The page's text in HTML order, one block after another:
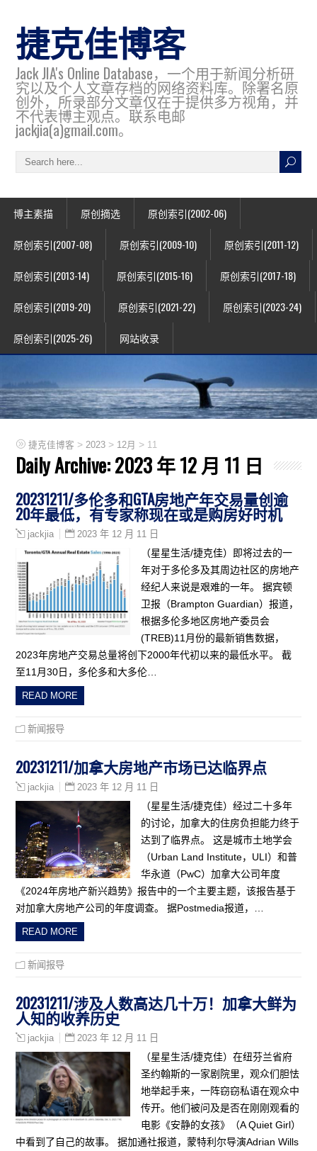
捷克佳博客
Jack JIA's Online Database，一个用于新闻分析研
究以及个人文章存档的网络资料库。除署名原
创外，所录部分文章仅在于提供多方视角，并
不代表博主观点。联系电邮
jackjia(a)gmail.com。
博主素描 原创摘选 原创索引(2002-06)
原创索引(2007-08) 原创索引(2009-10) 原创索引(2011-12)
原创索引(2013-14) 原创索引(2015-16) 原创索引(2017-18)
原创索引(2019-20) 原创索引(2021-22) 原创索引(2023-24)
原创索引(2025-26) 网站收录
捷克佳博客 > 2023 > 12月 > 11
Daily Archive:2023 年 12 月 11 日
20231211/多伦多和GTA房地产年交易量创逾
20年最低，有专家称现在或是购房好时机
jackjia 2023 年 12 月 11 日
（星星生活/捷克佳）即将过去的一
年对于多伦多及其周边社区的房地产
经纪人来说是艰难的一年。 据宾顿
卫报（Brampton Guardian）报道，
根据多伦多地区房地产委员会
(TREB)11月份的最新销售数据，
2023年房地产交易总量将创下2000年代初以来的最低水平。 截
至11月30日，多伦多和大多伦…
READ MORE
新闻报导
20231211/加拿大房地产市场已达临界点
jackjia 2023 年 12 月 11 日
（星星生活/捷克佳）经过二十多年
的讨论，加拿大的住房负担能力终于
达到了临界点。 这是城市土地学会
（Urban Land Institute，ULI）和普
华永道（PwC）加拿大公司年度
《2024年房地产新兴趋势》报告中的一个主要主题，该报告基于
对加拿大房地产公司的年度调查。 据Postmedia报道，…
READ MORE
新闻报导
20231211/涉及人数高达几十万！加拿大鲜为
人知的收养历史
jackjia 2023 年 12 月 11 日
（星星生活/捷克佳）在纽芬兰省府
圣约翰斯的一家剧院里，观众们胆怯
地举起手来，一阵窃窃私语在观众中
传开。他们被问及是否在刚刚观看的
电影《安静的女孩》（A Quiet Girl）
中看到了自己的故事。 据加通社报道，蒙特利尔导演Adrian Wills